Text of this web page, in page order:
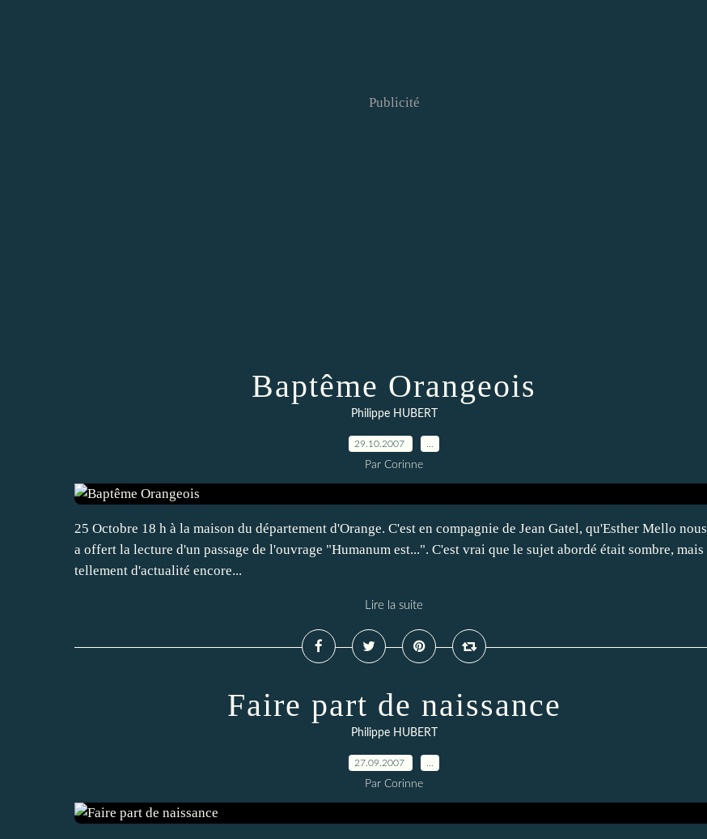
Publicité
Baptême Orangeois
Philippe HUBERT
29.10.2007
Par Corinne
25 Octobre 18 h à la maison du département d'Orange. C'est en compagnie de Jean Gatel, qu'Esther Mello nous
a offert la lecture d'un passage de l'ouvrage "Humanum est...". C'est vrai que le sujet abordé était sombre, mais
tellement d'actualité encore...
Lire la suite
Faire part de naissance
Philippe HUBERT
27.09.2007
Par Corinne